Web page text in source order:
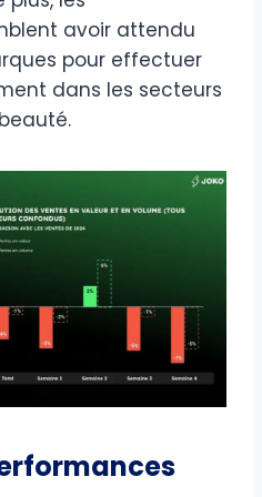
avoir attendu
pour effectuer
dans les secteurs